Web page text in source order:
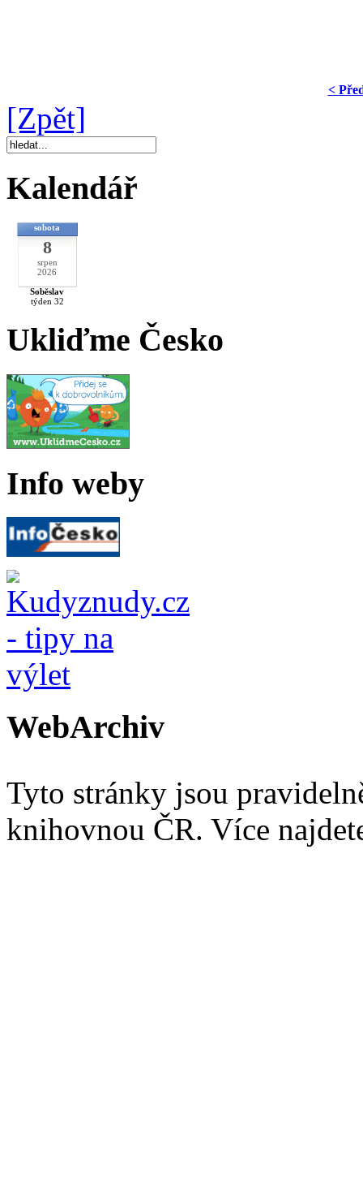
<
[Zpět]
Kalendář
sobota
8
srpen
2026
Soběslav
týden 32
Ukliďme Česko
Info weby
WebArchiv
Tyto stránky jsou
knihovnou ČR. Více